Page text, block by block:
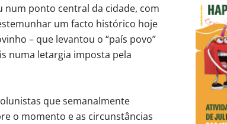
num ponto central da cidade, com
um facto histórico hoje
– que levantou o “país povo”
numa letargia imposta pela
que semanalmente
o momento e as circunstâncias